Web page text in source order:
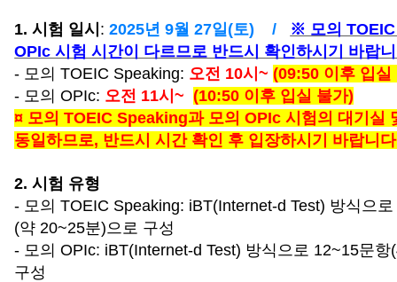
1. 시험 일시 :2025년 9월 27일(토) / ※ 모의
OPIc 시험 시간이 다르므로 반드시 확인하시기 바랍
- 모의 TOEIC Speaking: 오전 10시~ (09:50 이후 입실
- 모의 OPIc: 오전 11시~ (10:50 이후 입실 불가)
¤ 모의 TOEIC Speaking과 모의 OPIc 시험의 대기실
동일하므로, 반드시 시간 확인 후 입장하시기 바랍니
2. 시험 유형
- 모의 TOEIC Speaking: iBT(Internet-d Test) 방식으
(약 20~25분)으로 구성
- 모의 OPIc: iBT(Internet-d Test) 방식으로 12~15문항
구성